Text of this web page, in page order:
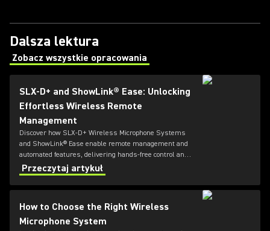
Dalsza lektura
Zobacz wszystkie opracowania
(Opens in a new tab)
SLX-D+ and ShowLink® Ease: Unlocking
Effortless Wireless Remote
Management
Discover how SLX-D+ Wireless Microphone Systems
and ShowLink® Ease enable remote management and
automated features, delivering hands-free control and
reliability for any application.
Przeczytaj artykuł
How to Choose the Right Wireless
Microphone System